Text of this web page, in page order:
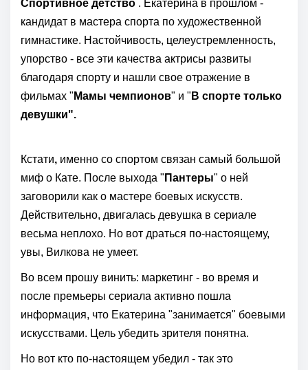
Спортивное детство . Екатерина в прошлом -
кандидат в мастера спорта по художественной
гимнастике. Настойчивость, целеустремленность,
упорство - все эти качества актрисы развиты
благодаря спорту и нашли свое отражение в
фильмах " Мамы чемпионов" и " В спорте только
девушки".
Кстати, именно со спортом связан самый большой
миф о Кате. После выхода " Пантеры" о ней
заговорили как о мастере боевых искусств.
Действительно, двигалась девушка в сериале
весьма неплохо. Но вот драться по-настоящему,
увы, Вилкова не умеет.
Во всем прошу винить: маркетинг - во время и
после премьеры сериала активно пошла
информация, что Екатерина "занимается" боевыми
искусствами. Цель убедить зрителя понятна.
Но вот кто по-настоящем убедил - так это